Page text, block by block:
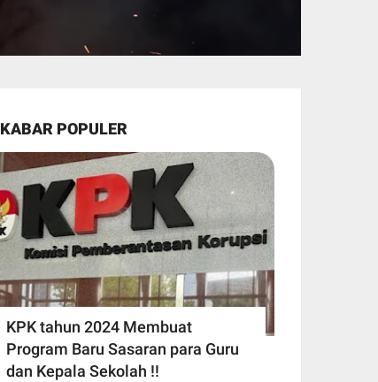
KABAR POPULER
KPK tahun 2024 Membuat
Program Baru Sasaran para Guru
dan Kepala Sekolah !!